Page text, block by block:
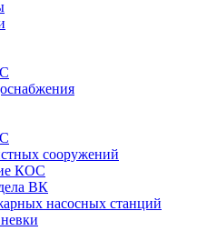
сооружений
КОС
ВК
насосных станций